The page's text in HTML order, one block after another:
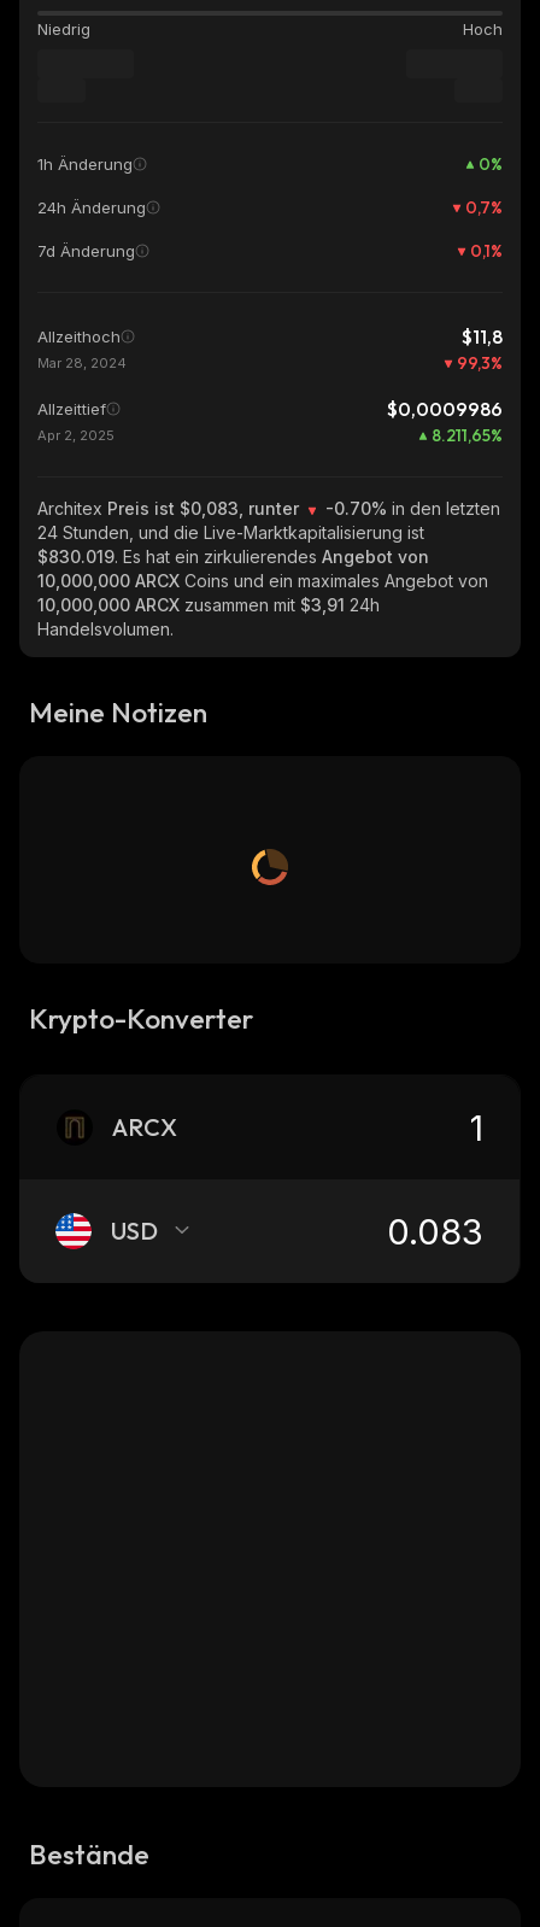
Niedrig Hoch
1h Änderung 0%
24h Änderung 0,7%
7d Änderung 0,1%
Allzeithoch $11,8
Mar 28, 2024 99,3%
Allzeittief $0,0009986
Apr 2, 2025 8.211,65%
Architex Preis ist $0,083, runter -0.70% in den letzten
24 Stunden, und die Live-Marktkapitalisierung ist
$830.019. Es hat ein zirkulierendes Angebot von
10,000,000 ARCX Coins und ein maximales Angebot von
10,000,000 ARCX zusammen mit $3,91 24h
Handelsvolumen.
Meine Notizen
Krypto-Konverter
ARCX
USD
Bestände